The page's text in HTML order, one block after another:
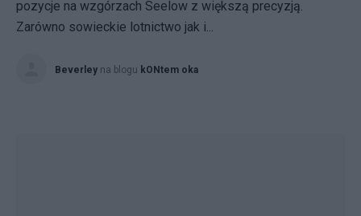
pozycje na wzgórzach Seelow z większą precyzją.
Zarówno sowieckie lotnictwo jak i...
Beverley na blogu kONtem oka